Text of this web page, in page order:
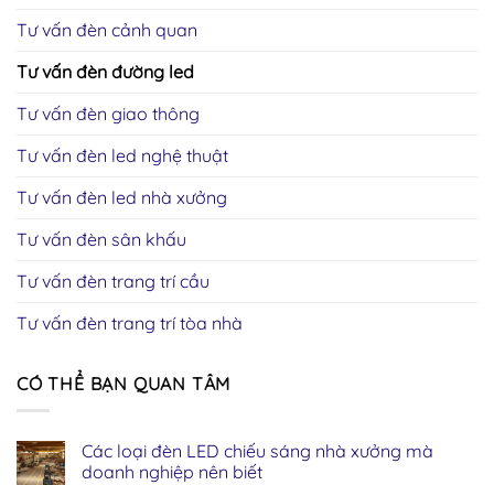
Tư vấn đèn cảnh quan
Tư vấn đèn đường led
Tư vấn đèn giao thông
Tư vấn đèn led nghệ thuật
Tư vấn đèn led nhà xưởng
Tư vấn đèn sân khấu
Tư vấn đèn trang trí cầu
Tư vấn đèn trang trí tòa nhà
CÓ THỂ BẠN QUAN TÂM
Các loại đèn LED chiếu sáng nhà xưởng mà
doanh nghiệp nên biết